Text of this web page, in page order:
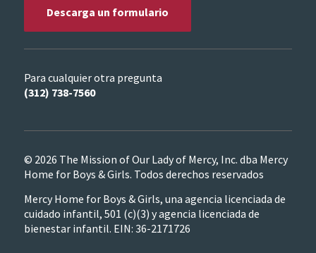
Descarga un formulario
Para cualquier otra pregunta
(312) 738-7560
© 2026 The Mission of Our Lady of Mercy, Inc. dba Mercy
Home for Boys & Girls. Todos derechos reservados
Mercy Home for Boys & Girls, una agencia licenciada de
cuidado infantil, 501 (c)(3) y agencia licenciada de
bienestar infantil. EIN: 36-2171726